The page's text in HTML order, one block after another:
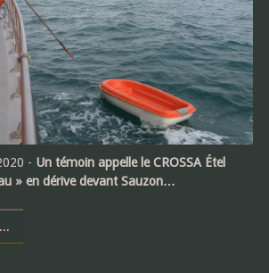
- Un témoin appelle le CROSSA Étel
» en dérive devant Sauzon…